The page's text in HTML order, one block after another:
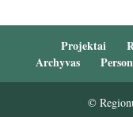
Projektai
Archyvas
©